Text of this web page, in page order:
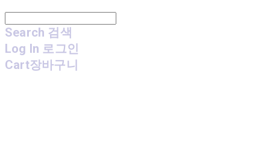
Search 검색
Log In 로그인
Cart장바구니